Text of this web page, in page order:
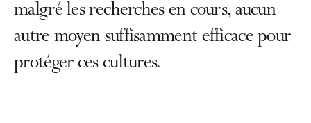
malgré les recherches en cours, aucun
autre moyen suffisamment efficace pour
protéger ces cultures.